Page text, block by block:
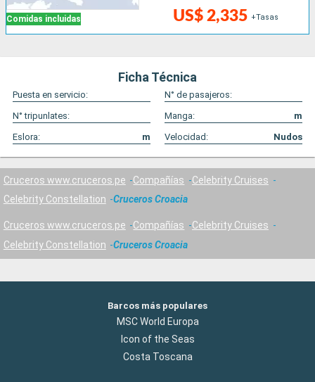
Comidas incluidas US$ 2,335 +Tasas
Ficha Técnica
Puesta en servicio:
N° de pasajeros:
N° tripunlates:
Manga:
m
Eslora:
m Velocidad: Nudos
Cruceros www.cruceros.pe Compañías
Celebrity Cruises
Celebrity Constellation
Cruceros Croacia
Cruceros www.cruceros.pe Compañías
Celebrity Cruises
Celebrity Constellation
Cruceros Croacia
Barcos más populares
MSC World Europa
Icon of the Seas
Costa Toscana